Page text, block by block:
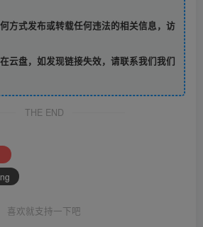
方式发布或转载任何违法的相关信息，访
云盘，如发现链接失效，请联系我们我们
THE END
喜欢就支持一下吧